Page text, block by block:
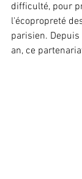
difficulté, pour
l'écopropreté
parisien.
an, ce